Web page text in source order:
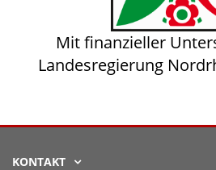
Mit finanzieller
Landesregierung
KONTAKT